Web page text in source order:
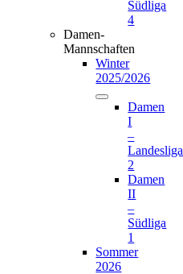
Südliga
4
Damen-
Mannschaften
Winter
2025/2026
Damen
I
–
Landesliga
2
Damen
II
–
Südliga
1
Sommer
2026